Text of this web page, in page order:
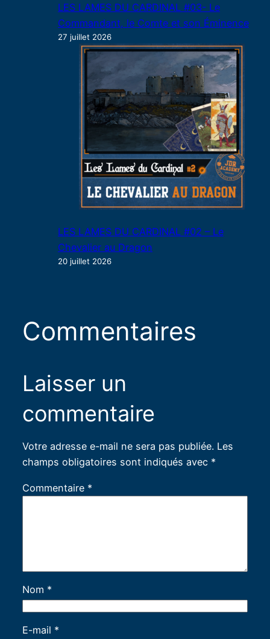
LES LAMES DU CARDINAL #03- Le
Commandant, le Comte et son Éminence
27 juillet 2026
LES LAMES DU CARDINAL #02 – Le
Chevalier au Dragon
20 juillet 2026
Commentaires
Laisser un
commentaire
Votre adresse e-mail ne sera pas publiée. Les
champs obligatoires sont indiqués avec *
Commentaire *
Nom *
E-mail *